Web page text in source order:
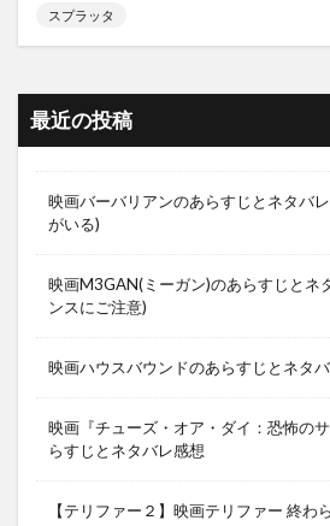
スプラッタ
最近の投稿
映画バーバリアンのあらすじとネタバ
がいる)
映画M3GAN(ミーガン)のあらすじとネ
ンスにご注意)
映画ハウスバウンドのあらすじとネタ
映画『チューズ・オア・ダイ：恐怖の
らすじとネタバレ感想
【テリファー２】映画テリファー 終わ